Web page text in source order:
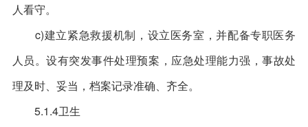
人看守。
c)建立紧急救援机制，设立医务室，并配备专职医务
人员。设有突发事件处理预案，应急处理能力强，事故处
理及时、妥当，档案记录准确、齐全。
5.1.4卫生